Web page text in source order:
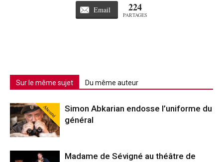
Email 224
PARTAGES
Sur le même sujet Du même auteur
Abonné
Simon Abkarian endosse l’uniforme du
général
Madame de Sévigné au théâtre de